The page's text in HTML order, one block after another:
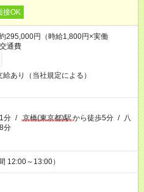
接OK
295,000円（時給1,800円×実働
通費
あり（当社規定による）
分 / 京橋(東京都)駅から徒歩5分 / 八
分
12:00～13:00）